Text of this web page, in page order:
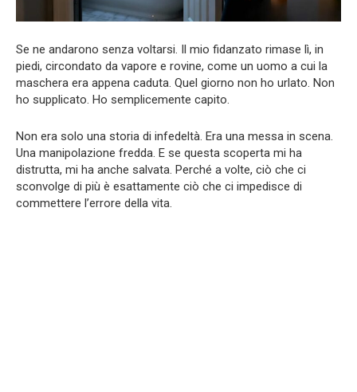
Se ne andarono senza voltarsi. Il mio fidanzato rimase lì, in
piedi, circondato da vapore e rovine, come un uomo a cui la
maschera era appena caduta. Quel giorno non ho urlato. Non
ho supplicato. Ho semplicemente capito.
Non era solo una storia di infedeltà. Era una messa in scena.
Una manipolazione fredda. E se questa scoperta mi ha
distrutta, mi ha anche salvata. Perché a volte, ciò che ci
sconvolge di più è esattamente ciò che ci impedisce di
commettere l’errore della vita.